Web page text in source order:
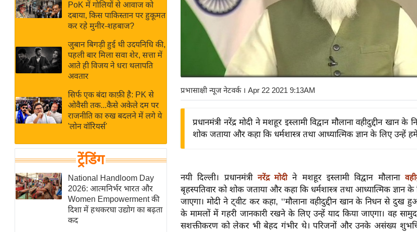
Hindi
Hindi
Videos
बजट
IPL
2026
ई-पेपर
मिसाल बेमिसाल
शख्सियत
यंग इंडिया
साहित्य जगत
ऑटो वर्ल्ड
न्यूज ब्रीफ
मनोरंजन जगत
बॉलीवुड
PoK में गोलियों से आवाज को
दबाया, किस पाकिस्तान पर हुकूमत
कर रहे मुनीर-शहबाज?
जुबान बिगड़ी हुई थी उदयनिधि की,
पहली बार मिला सवा शेर, सत्ता में
आते ही विजय ने धरा थलापति
अवतार
सिर्फ एक बंदा काफ़ी है: PK से
ओवैसी तक...कैसे अकेले दम पर
राजनीति का रुख बदलने में लगे ये
'लोन वॉरियर्स'
ट्रेंडिंग
National Handloom Day
2026: आत्मनिर्भर भारत और
Women Empowerment की
दिशा में हथकरघा उद्योग का बढ़ता
कद
प्रभासाक्षी न्यूज नेटवर्क। Apr 22 2021 9:13AM
प्रधानमंत्री नरेंद्र मोदी ने मशहूर इस्लामी विद्वान मौलाना वहीदुद्दीन खान के
शोक जताया और कहा कि धर्मशास्त्र तथा आध्यात्मिक ज्ञान के लिए उन्हें
नयी दिल्ली। प्रधानमंत्री नरेंद्र मोदीने मशहूर इस्लामी विद्वान मौलाना
बृहस्पतिवार को शोक जताया और कहा कि धर्मशास्त्र तथा आध्यात्मिक ज्ञान
जाएगा। मोदी ने ट्वीट कर कहा, ‘‘मौलाना वहीदुद्दीन खान के निधन से दुख
के मामलों में गहरी जानकारी रखने के लिए उन्हें याद किया जाएगा। वह
सशक्तीकरण को लेकर भी बेहद गंभीर थे। परिजनों और उनके असंख्य